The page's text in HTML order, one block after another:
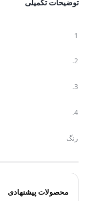
توضیحات تکمیلی
1
2.
3.
4.
رنگ
محصولات پیشنهادی